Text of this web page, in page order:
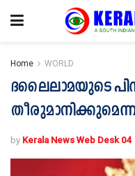
Home WORLD
ദലൈലാമയുടെ
by Kerala News Web Desk 04